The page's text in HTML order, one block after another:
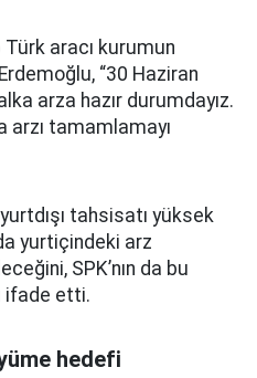
Türk aracı kurumun
“30 Haziran
arza hazır durumdayız.
arzı tamamlamayı
tahsisatı yüksek
yurtiçindeki arz
SPK’nın da bu
ifade etti.
hedefi